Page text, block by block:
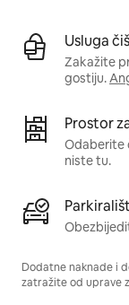
Usluga
Zakažite
gostiju.
Prostor
Odaberite
niste tu.
Dodatne naknade i
zatražite od uprave